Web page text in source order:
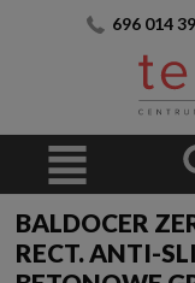
696 014
BALDOCER
RECT. ANTI-